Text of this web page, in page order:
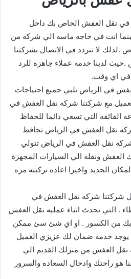
في نقل العفش الخاص بك داخل
انت في حاجه ماسه الي شركه من
لا تتردد في الاتصال بشركتنا
لدينا خدمه عملاء جاهزه للرد
في اي وقت.
في الرياض تلبي جميع احتياجات
مع شركتنا شركه نقل العفش في
الفائقه التي تسعي دائما للحفاظ
نقل العفش في الرياض تحافظ
نقل العفش في الرياض تتولي
العفش ونقله الي السيارات المجهزة
الجديد واخيرا اعاده تركيبه مره
شركتنا شركه نقل العفش في
. التي تحدث اثناء عمليه نقل العفش
من الكسور . او اي شئ سئ ممكن
يوجد خدمه ضمان لك عزيزي العميل
نقل العفش من منزلك القديم الي
هو راحتك وادخال السعاده والسرور